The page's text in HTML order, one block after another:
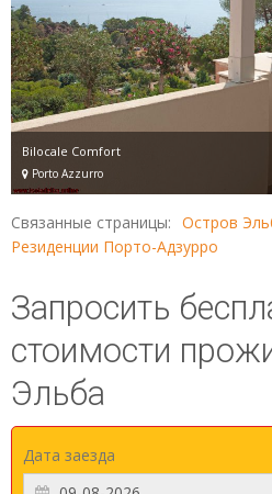
Bilocale Comfort
Porto Azzurro
Связанные страницы: Остров
Резиденции Порто-Адзурро
Запросить
стоимости
Эльба
Дата заезда